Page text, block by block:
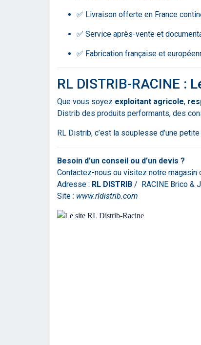
✅ Livraison offerte en France
✅ Service après-vente et
✅ Fabrication française et
RL DISTRIB-RACINE
Que vous soyez exploitant agricole,
Distrib des produits performants, des
RL Distrib, c’est la souplesse d’une
Besoin d’un conseil ou d’un devis ?
Contactez-nous ou visitez notre magasin
Adresse : RL DISTRIB / RACINE Brico &
Site : www.rldistrib.com